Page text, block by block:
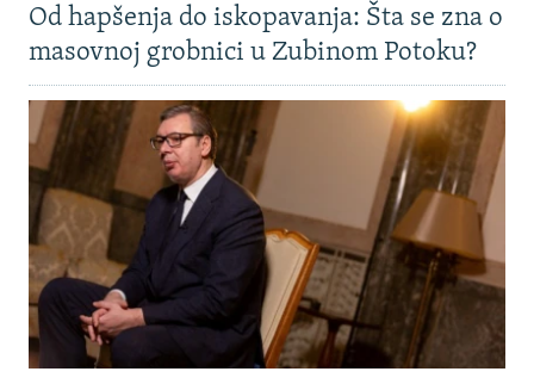
Od hapšenja do iskopavanja: Šta se zna o
masovnoj grobnici u Zubinom Potoku?